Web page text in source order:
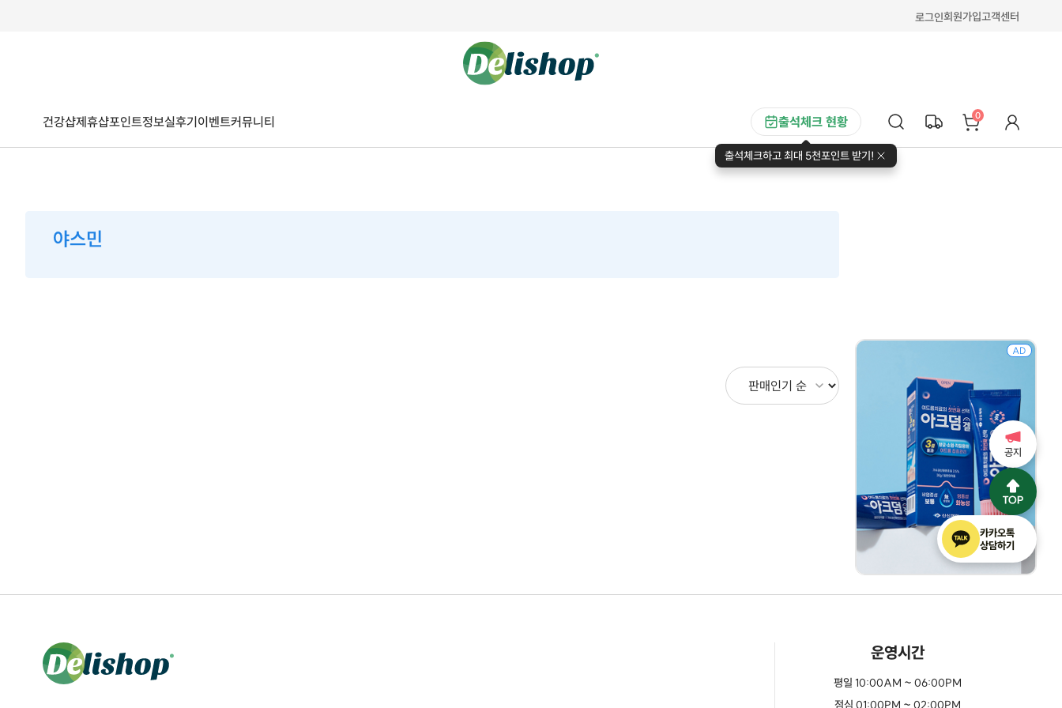
로그인회원가입고객센터
출석체크 현황
출석체크하고 최대 5천포인트 받기!
0
건강샵제휴샵포인트정보실후기이벤트커뮤니티
야스민
AD
운영시간
평일 10:00AM ~ 06:00PM
점심 01:00PM ~ 02:00PM
공지
카카오톡
상담하기